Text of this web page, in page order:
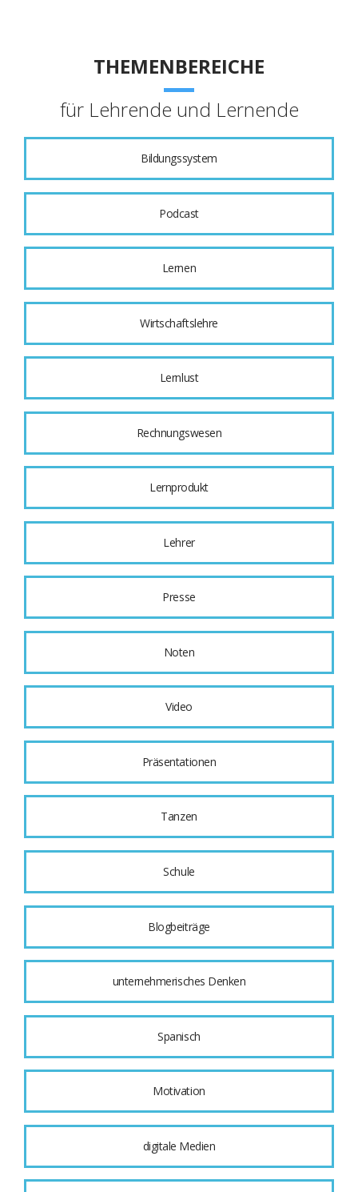
THEMENBEREICHE
für Lehrende und Lernende
Bildungssystem
Podcast
Lernen
Wirtschaftslehre
Lernlust
Rechnungswesen
Lernprodukt
Lehrer
Presse
Noten
Video
Präsentationen
Tanzen
Schule
Blogbeiträge
unternehmerisches Denken
Spanisch
Motivation
digitale Medien